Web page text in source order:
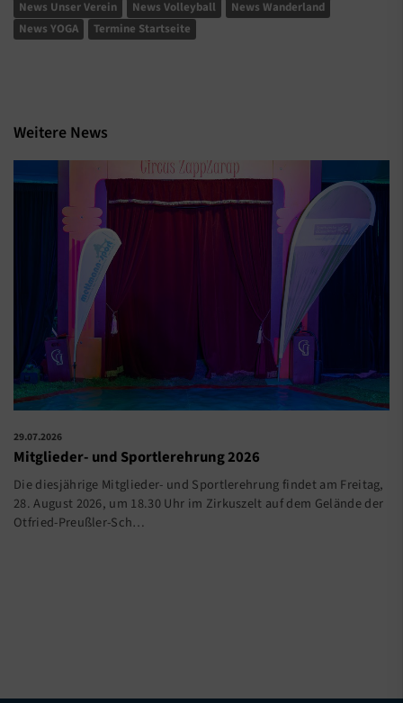
News Unser Verein News Volleyball
News Wanderland
News YOGA
Termine Startseite
Weitere News
29.07.2026
Mitglieder- und Sportlerehrung 2026
Die diesjährige Mitglieder- und Sportlerehrung findet am Freitag,
28. August 2026, um 18.30 Uhr im Zirkuszelt auf dem Gelände der
Otfried-Preußler-Sch…